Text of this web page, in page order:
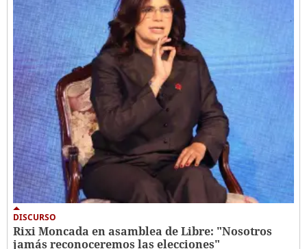
DISCURSO
Rixi Moncada en asamblea de Libre: "Nosotros
jamás reconoceremos las elecciones"